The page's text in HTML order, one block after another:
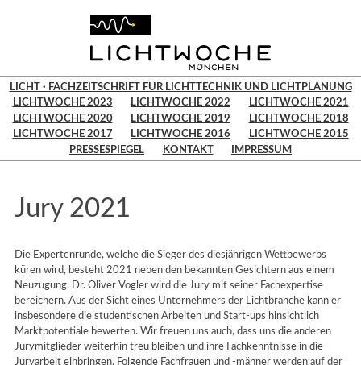
LICHT · FACHZEITSCHRIFT FÜR LICHTTECHNIK UND LICHTPLANUNG
LICHTWOCHE 2023
LICHTWOCHE 2022
LICHTWOCHE 2021
LICHTWOCHE 2020
LICHTWOCHE 2019
LICHTWOCHE 2018
LICHTWOCHE 2017
LICHTWOCHE 2016
LICHTWOCHE 2015
PRESSESPIEGEL
KONTAKT IMPRESSUM
Jury 2021
Die Expertenrunde, welche die Sieger des diesjährigen Wettbewerbs
küren wird, besteht 2021 neben den bekannten Gesichtern aus einem
Neuzugung. Dr. Oliver Vogler wird die Jury mit seiner Fachexpertise
bereichern. Aus der Sicht eines Unternehmers der Lichtbranche kann er
insbesondere die studentischen Arbeiten und Start-ups hinsichtlich
Marktpotentiale bewerten. Wir freuen uns auch, dass uns die anderen
Jurymitglieder weiterhin treu bleiben und ihre Fachkenntnisse in die
Juryarbeit einbringen. Folgende Fachfrauen und -männer werden auf der